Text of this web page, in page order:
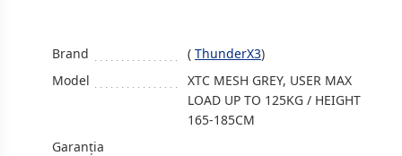
Brand ( ThunderX3)
Model
XTC MESH GREY, USER MAX
LOAD UP TO 125KG / HEIGHT
165-185CM
Garanția